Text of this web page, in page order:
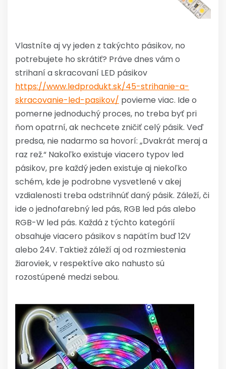
Vlastníte aj vy jeden z takýchto pásikov, no
potrebujete ho skrátiť? Práve dnes vám o
strihaní a skracovaní LED pásikov
https://www.ledprodukt.sk/45-strihanie-a-
skracovanie-led-pasikov/ povieme viac. Ide o
pomerne jednoduchý proces, no treba byť pri
ňom opatrní, ak nechcete zničiť celý pásik. Veď
predsa, nie nadarmo sa hovorí: „Dvakrát meraj a
raz rež.“ Nakoľko existuje viacero typov led
pásikov, pre každý jeden existuje aj niekoľko
schém, kde je podrobne vysvetlené v akej
vzdialenosti treba odstrihnúť daný pásik. Záleží, či
ide o jednofarebný led pás, RGB led pás alebo
RGB-W led pás. Každá z týchto kategórií
obsahuje viacero pásikov s napätím buď 12V
alebo 24V. Taktiež záleží aj od rozmiestenia
žiaroviek, v respektíve ako nahusto sú
rozostúpené medzi sebou.